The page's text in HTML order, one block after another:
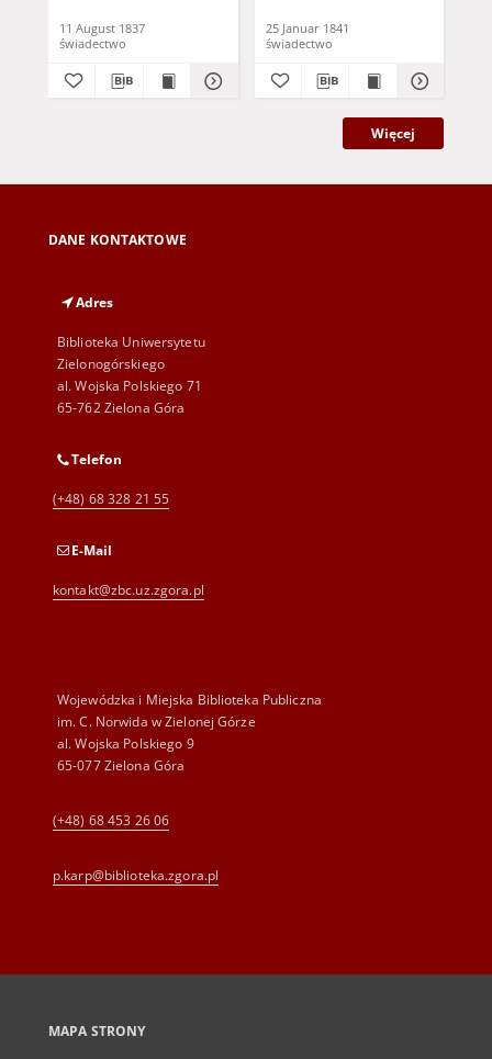
11 August 1837
świadectwo
25 Januar 1841
świadectwo
Więcej
DANE KONTAKTOWE
Adres
Biblioteka Uniwersytetu
Zielonogórskiego
al. Wojska Polskiego 71
65-762 Zielona Góra
Telefon
(+48) 68 328 21 55
E-Mail
kontakt@zbc.uz.zgora.pl
Wojewódzka i Miejska Biblioteka Publiczna
im. C. Norwida w Zielonej Górze
al. Wojska Polskiego 9
65-077 Zielona Góra
(+48) 68 453 26 06
p.karp@biblioteka.zgora.pl
MAPA STRONY